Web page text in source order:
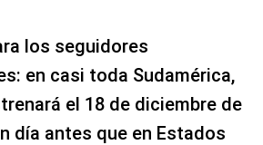
los seguidores
en casi toda Sudamérica,
el 18 de diciembre de
día antes que en Estados